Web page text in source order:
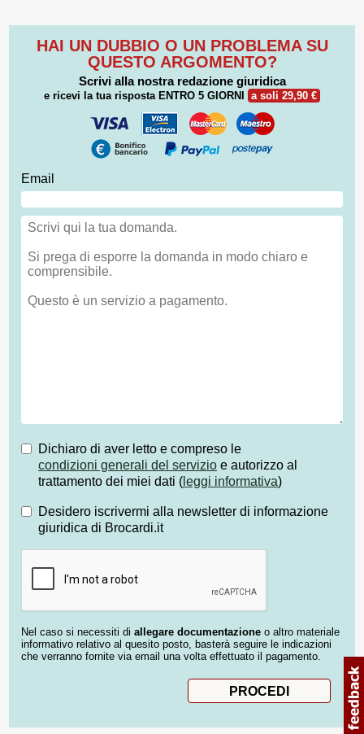
HAI UN DUBBIO O UN PROBLEMA SU
QUESTO ARGOMENTO?
Scrivi alla nostra redazione giuridica
e ricevi la tua risposta ENTRO 5 GIORNI a soli 29,90 €
Email
Dichiaro di aver letto e compreso le
condizioni generali del servizio e autorizzo al
trattamento dei miei dati ( leggi informativa)
Desidero iscrivermi alla newsletter di informazione
giuridica di Brocardi.it
Nel caso si necessiti di allegare documentazione o altro materiale
informativo relativo al quesito posto, basterà seguire le indicazioni
che verranno fornite via email una volta effettuato il pagamento.